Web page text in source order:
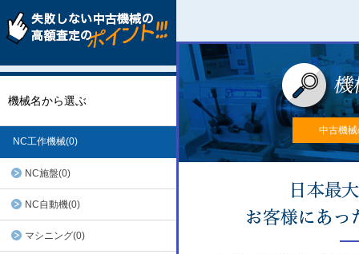
機械名から選ぶ
NC工作機械(0)
NC施盤(0)
NC自動機(0)
マシニング(0)
中古機